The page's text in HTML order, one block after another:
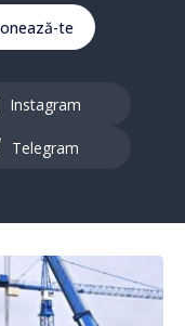
te
Instagram
Telegram